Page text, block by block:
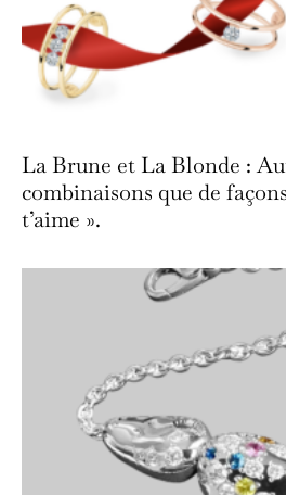
La Brune et La Blonde :
combinaisons que de
t’aime ».